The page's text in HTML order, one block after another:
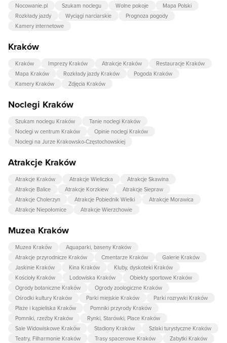
Nocowanie.pl Szukam noclegu Wolne pokoje
Mapa Polski
Rozkłady jazdy
Wyciągi narciarskie
Prognoza pogody
Kamery internetowe
Kraków
Kraków Imprezy Kraków Atrakcje Kraków
Restauracje Kraków
Mapa Kraków
Rozkłady jazdy Kraków
Pogoda Kraków
Kamery Kraków
Zdjęcia Kraków
Noclegi Kraków
Szukam noclegu Kraków
Tanie noclegi Kraków
Noclegi w centrum Kraków
Opinie noclegi Kraków
Noclegi na Jurze Krakowsko-Częstochowskiej
Atrakcje Kraków
Atrakcje Kraków Atrakcje Wieliczka
Atrakcje Skawina
Atrakcje Balice
Atrakcje Korzkiew
Atrakcje Siepraw
Atrakcje Cholerzyn
Atrakcje Pobiednik Wielki
Atrakcje Morawica
Atrakcje Niepołomice
Atrakcje Wierzchowie
Muzea Kraków
Muzea Kraków
Aquaparki, baseny Kraków
Atrakcje przyrodnicze Kraków
Cmentarze Kraków
Galerie Kraków
Jaskinie Kraków
Kina Kraków
Kluby, dyskoteki Kraków
Kościoły Kraków
Lodowiska Kraków
Obiekty sportowe Kraków
Ogrody botaniczne Kraków
Ogrody zoologiczne Kraków
Ośrodki kultury Kraków
Parki miejskie Kraków
Parki rozrywki Kraków
Plaże i kąpieliska Kraków
Pomniki przyrody Kraków
Pomniki, rzeźby Kraków
Rynki, Starówki, Place Kraków
Sale Widowiskowe Kraków
Stadiony Kraków
Szlaki turystyczne Kraków
Teatry, Filharmonie Kraków
Trasy spacerowe Kraków Zabytki Kraków